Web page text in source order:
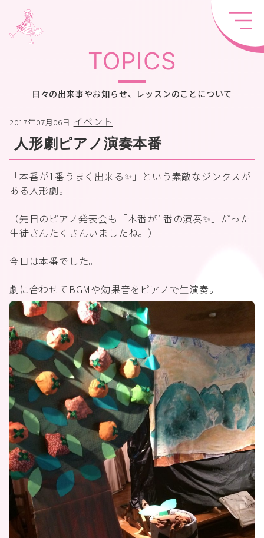
TOPICS
日々の出来事やお知らせ、レッスンのことについて
2017年07月06日 イベント
人形劇ピアノ演奏本番
「本番が1番うまく出来る✨」という素敵なジンクスが
ある人形劇。
（先日のピアノ発表会も「本番が1番の演奏✨」だった
生徒さんたくさんいましたね。）
今日は本番でした。
劇に合わせてBGMや効果音をピアノで生演奏。